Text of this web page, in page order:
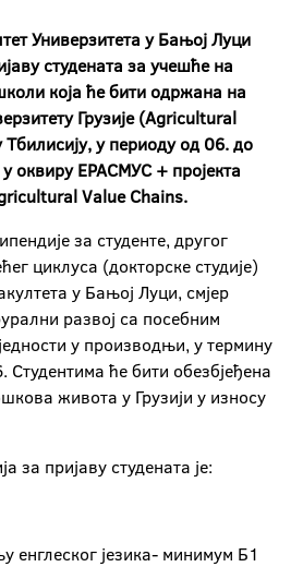
Универзитета у Бањој Луци
студената за учешће на
која ће бити одржана на
Грузије (Agricultural
у периоду од 06. до
оквиру ЕРАСМУС + пројекта
Value Chains.
за студенте, другог
циклуса (докторске студије)
у Бањој Луци, смјер
развој са посебним
у производњи, у термину
Студентима ће бити обезбјеђена
живота у Грузији у износу
за пријаву студената је:
енглеског језика- минимум Б1